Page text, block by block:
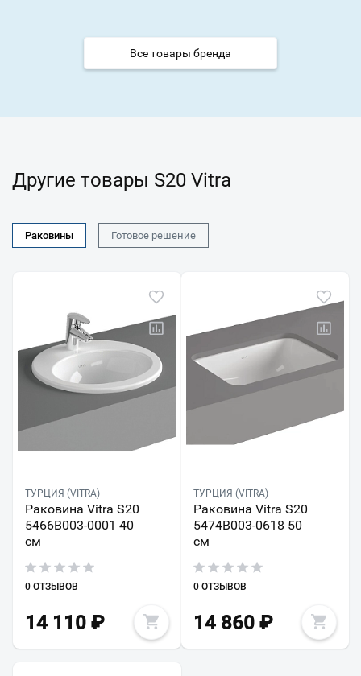
Все товары бренда
Другие товары S20 Vitra
Раковины Готовое решение
ТУРЦИЯ (VITRA)
Раковина Vitra S20
5466B003-0001 40
см
0 ОТЗЫВОВ
14 110 ₽
ТУРЦИЯ (VITRA)
Раковина Vitra S20
5474B003-0618 50
см
0 ОТЗЫВОВ
14 860₽